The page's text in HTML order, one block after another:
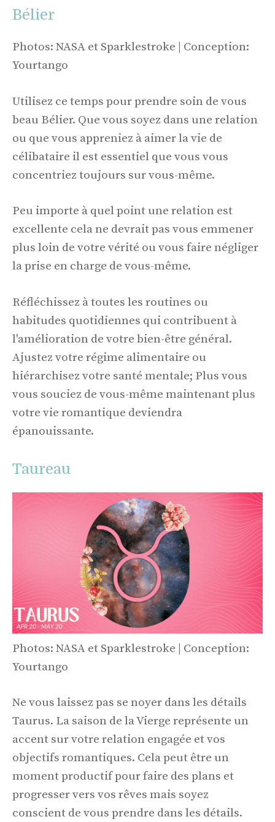
Bélier
Photos: NASA et Sparklestroke | Conception:
Yourtango
Utilisez ce temps pour prendre soin de vous
beau Bélier. Que vous soyez dans une relation
ou que vous appreniez à aimer la vie de
célibataire il est essentiel que vous vous
concentriez toujours sur vous-même.
Peu importe à quel point une relation est
excellente cela ne devrait pas vous emmener
plus loin de votre vérité ou vous faire négliger
la prise en charge de vous-même.
Réfléchissez à toutes les routines ou
habitudes quotidiennes qui contribuent à
l'amélioration de votre bien-être général.
Ajustez votre régime alimentaire ou
hiérarchisez votre santé mentale; Plus vous
vous souciez de vous-même maintenant plus
votre vie romantique deviendra
épanouissante.
Taureau
Photos: NASA et Sparklestroke | Conception:
Yourtango
Ne vous laissez pas se noyer dans les détails
Taurus. La saison de la Vierge représente un
accent sur votre relation engagée et vos
objectifs romantiques. Cela peut être un
moment productif pour faire des plans et
progresser vers vos rêves mais soyez
conscient de vous prendre dans les détails.